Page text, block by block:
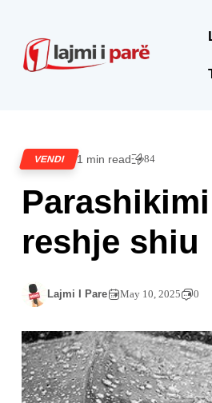
VENDI 1 min read 84
reshje shiu
Lajmi I Pare May 10, 2025 0